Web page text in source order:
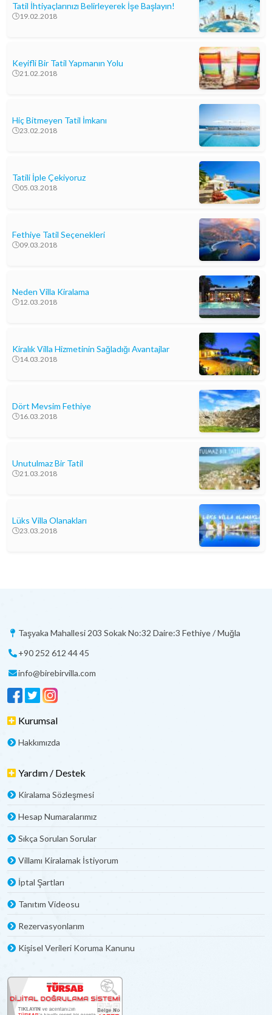
Tatil İhtiyaçlarınızı Belirleyerek İşe Başlayın!
19.02.2018
Keyifli Bir Tatil Yapmanın Yolu
21.02.2018
Hiç Bitmeyen Tatil İmkanı
23.02.2018
Tatili İple Çekiyoruz
05.03.2018
Fethiye Tatil Seçenekleri
09.03.2018
Neden Villa Kiralama
12.03.2018
Kiralık Villa Hizmetinin Sağladığı Avantajlar
14.03.2018
Dört Mevsim Fethiye
16.03.2018
Unutulmaz Bir Tatil
21.03.2018
Lüks Villa Olanakları
23.03.2018
Taşyaka Mahallesi 203 Sokak No:32 Daire:3 Fethiye / Muğla
+90 252 612 44 45
info@birebirvilla.com
Kurumsal
Hakkımızda
Yardım / Destek
Kiralama Sözleşmesi
Hesap Numaralarımız
Sıkça Sorulan Sorular
Villamı Kiralamak İstiyorum
İptal Şartları
Tanıtım Videosu
Rezervasyonlarım
Kişisel Verileri Koruma Kanunu